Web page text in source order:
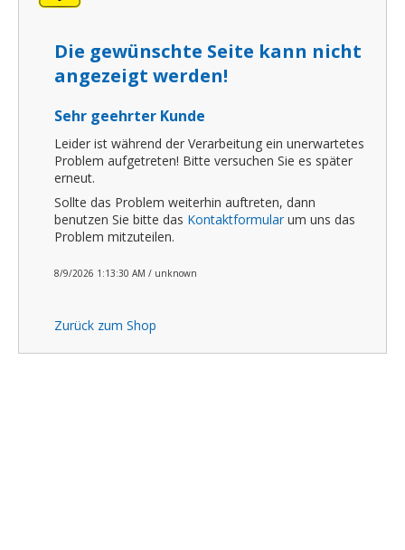
Die gewünschte Seite kann nicht
angezeigt werden!
Sehr geehrter Kunde
Leider ist während der Verarbeitung ein unerwartetes
Problem aufgetreten! Bitte versuchen Sie es später
erneut.
Sollte das Problem weiterhin auftreten, dann
benutzen Sie bitte das Kontaktformular um uns das
Problem mitzuteilen.
8/9/2026 1:13:30 AM / unknown
Zurück zum Shop